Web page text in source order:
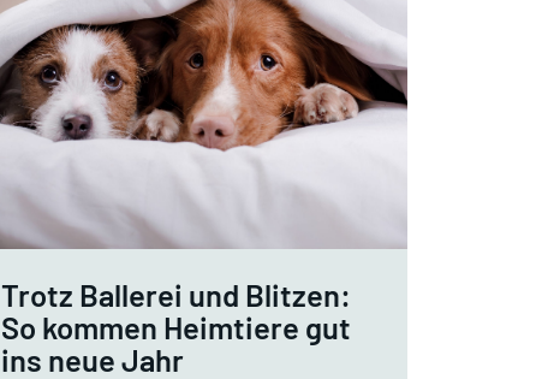
Trotz Ballerei und Blitzen:
So kommen Heimtiere gut
ins neue Jahr